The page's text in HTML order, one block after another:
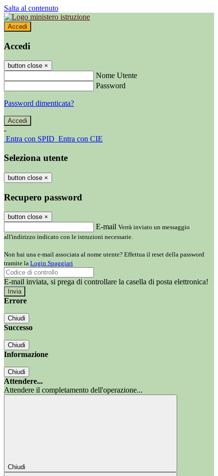
Salta al contenuto
Accedi
Accedi
button close ×
Nome Utente
Password
Password dimenticata?
-
Entra con SPID Entra con CIE
Seleziona utente
button close ×
Recupero password
button close ×
E-mail Verrà inviato un messaggio
all'indirizzo indicato con le istruzioni necessarie.
Non hai una e-mail associata al nome utente? Effettua il reset della password
tramite la Login Spaggiari
E-mail inviata, si prega di controllare la casella di posta elettronica!
Errore
Chiudi
Successo
Chiudi
Informazione
Chiudi
Attendere...
Attendere il completamento dell'operazione...
Chiudi